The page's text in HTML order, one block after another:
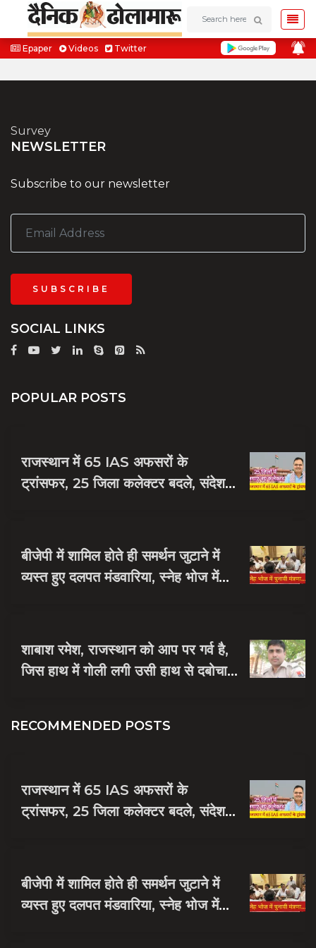
Epaper Videos Twitter
Survey
NEWSLETTER
Subscribe to our newsletter
SUBSCRIBE
SOCIAL LINKS
POPULAR POSTS
राजस्थान में 65 IAS अफसरों के
ट्रांसफर, 25 जिला कलेक्टर बदले, संदेश
बीजेपी में शामिल होते ही समर्थन जुटाने में
व्यस्त हुए दलपत मंडवारिया, स्नेह भोज में
शाबाश रमेश, राजस्थान को आप पर गर्व है,
जिस हाथ में गोली लगी उसी हाथ से दबोचा
RECOMMENDED POSTS
राजस्थान में 65 IAS अफसरों के
ट्रांसफर, 25 जिला कलेक्टर बदले, संदेश
बीजेपी में शामिल होते ही समर्थन जुटाने में
व्यस्त हुए दलपत मंडवारिया, स्नेह भोज में